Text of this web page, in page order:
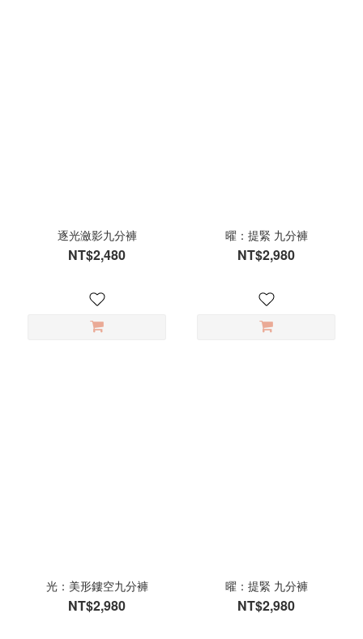
逐光瀲影九分褲
NT$2,480
曜：提緊 九分褲
NT$2,980
光：美形鏤空九分褲
NT$2,980
曜：提緊 九分褲
NT$2,980